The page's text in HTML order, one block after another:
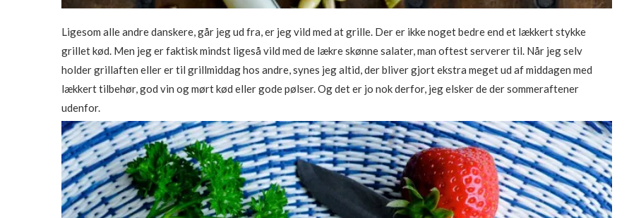
Ligesom alle andre danskere, går jeg ud fra, er jeg vild med at grille. Der er ikke noget bedre end et lækkert stykke
grillet kød. Men jeg er faktisk mindst ligeså vild med de lækre skønne salater, man oftest serverer til. Når jeg selv
holder grillaften eller er til grillmiddag hos andre, synes jeg altid, der bliver gjort ekstra meget ud af middagen med
lækkert tilbehør, god vin og mørt kød eller gode pølser. Og det er jo nok derfor, jeg elsker de der sommeraftener
udenfor.